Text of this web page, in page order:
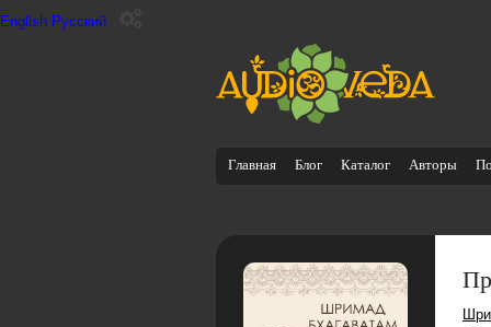
English Русский
Главная Блог Каталог Авторы